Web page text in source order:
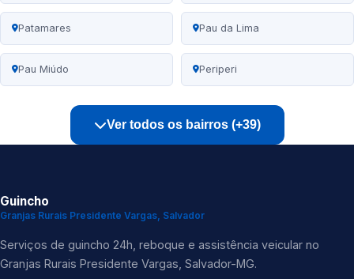
Patamares Pau da Lima
Pau Miúdo Periperi
Ver todos os bairros (+39)
Guincho
Granjas Rurais Presidente Vargas, Salvador
Serviços de guincho 24h, reboque e assistência veicular no
Granjas Rurais Presidente Vargas, Salvador-MG.